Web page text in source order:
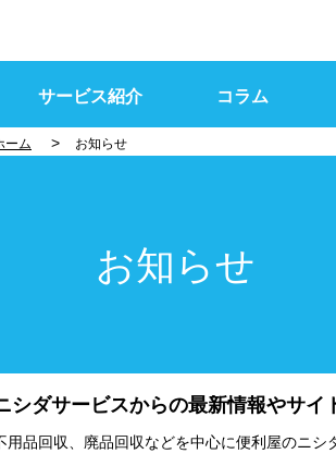
サービス紹介 コラム
ーム > お知らせ
お知らせ
シダサービスからの最新情報やサイ
用品回収、廃品回収などを中心に便利屋のニシ